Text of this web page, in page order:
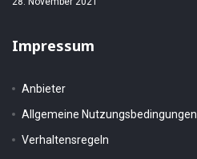
Impressum
Anbieter
Allgemeine Nutzungsbedingungen
Verhaltensregeln